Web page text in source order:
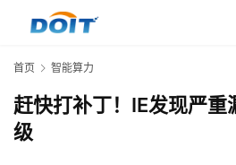
首页 智能算力
赶快打补丁！IE发现严重
级